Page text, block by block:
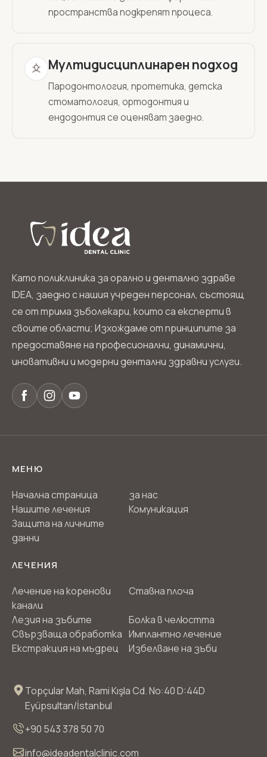
пространства подкрепят процеса.
Мултидисциплинарен подход
Пародонтология, протетика, детска
стоматология, ортодонтия и
ендодонтия се оценяват заедно.
Като поликлиника за орално и дентално здраве
IDEA, заедно с нашия учреден персонал, състоящ
се от трима зъболекари, които са експерти в
своите области; Изхождаме от принципите за
предоставяне на професионални, динамични,
иновативни и модерни дентални здравни услуги.
МЕНЮ
Начална страница
за нас
Нашите лечения
Комуникация
Защита на личните
данни
ЛЕЧЕНИЯ
Лечение на коренови
канали
Ставна плоча
Лезия на зъбите
Болка в челюстта
Свързваща обработка Имплантно лечение
Екстракция на мъдрец
Избелване на зъби
Topçular Mah, Rami Kışla Cd. No:40 D:44D
Eyüpsultan/İstanbul
+90 543 378 50 70
info@ideadentalclinic.com